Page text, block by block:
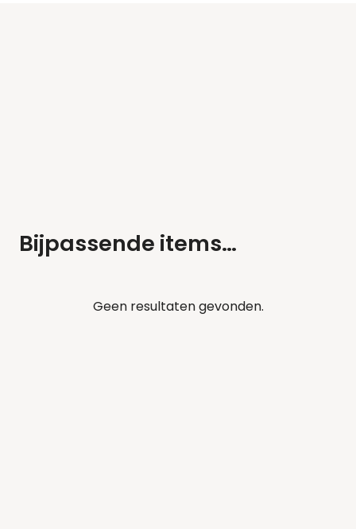
Bijpassende items…
Geen resultaten gevonden.